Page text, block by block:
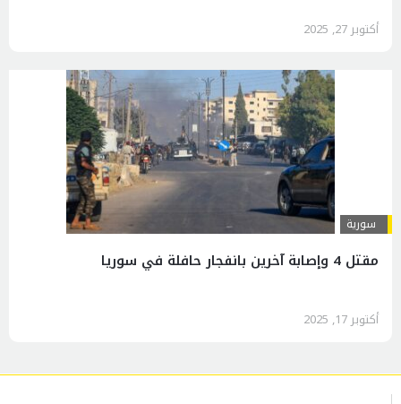
أكتوبر 27, 2025
سورية
مقتل 4 وإصابة آخرين بانفجار حافلة في سوريا
أكتوبر 17, 2025